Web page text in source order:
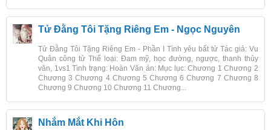
Tử Đằng Tôi Tặng Riêng Em - Ngọc Nguyên
Tử Đằng Tôi Tặng Riêng Em - Phần I Tình yêu bất tử Tác giả: Vu
Quân công tử Thể loại: Đam mỹ, học đường, ngược, thanh thủy
văn, 1vs1 Tình trạng: Hoàn Văn án: Mục lục: Chương 1 Chương 2
Chương 3 Chương 4 Chương 5 Chương 6 Chương 7 Chương 8
Chương 9 Chương 10 Chương 11 Chương...
Nhắm Mắt Khi Hôn